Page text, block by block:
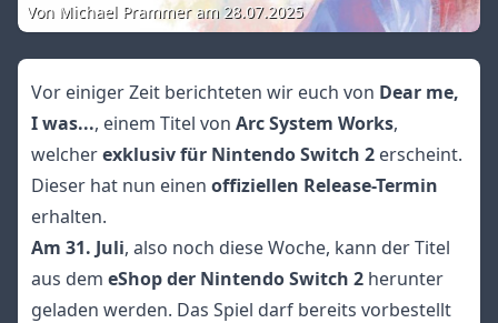
Von Michael Prammer am 28.07.2025
Vor einiger Zeit berichteten wir euch von Dear me,
I was..., einem Titel von Arc System Works,
welcherexklusiv für Nintendo Switch 2 erscheint.
Dieser hat nun einen offiziellen Release-Termin
erhalten.
Am 31. Juli, also noch diese Woche, kann der Titel
aus dem eShop der Nintendo Switch 2 herunter
geladen werden. Das Spiel darf bereits vorbestellt